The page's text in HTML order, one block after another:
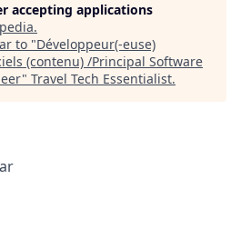
accepting applications
.
to "Développeur(-euse)
(contenu) /Principal Software
" Travel Tech Essentialist.